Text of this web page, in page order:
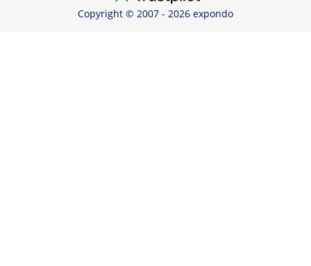
Copyright © 2007 - 2026 expondo